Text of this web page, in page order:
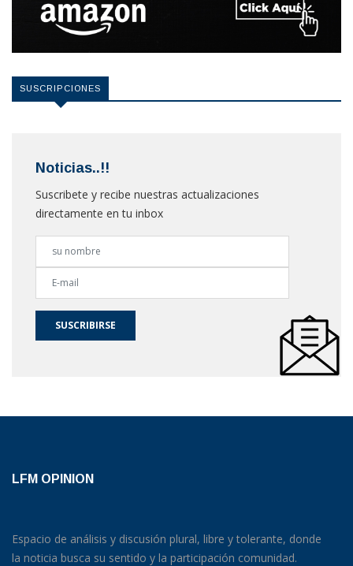
SUSCRIPCIONES
Noticias..!!
Suscribete y recibe nuestras actualizaciones
directamente en tu inbox
SUSCRIBIRSE
LFM OPINION
Espacio de análisis y discusión plural, libre y tolerante, donde
la noticia busca su sentido y la participación comunidad.